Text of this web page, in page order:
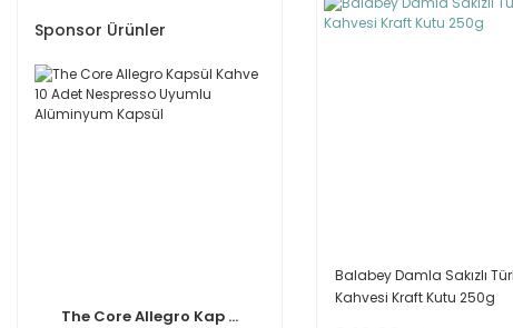
Sponsor Ürünler
The Core Allegro Kap ...
Balabey Damla Sakızlı
Kahvesi Kraft Kutu 250g